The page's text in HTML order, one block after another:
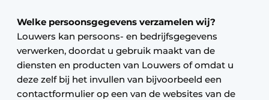
Welke persoonsgegevens verzamelen wij?
Louwers kan persoons- en bedrijfsgegevens
verwerken, doordat u gebruik maakt van de
diensten en producten van Louwers of omdat u
deze zelf bij het invullen van bijvoorbeeld een
contactformulier op een van de websites van de